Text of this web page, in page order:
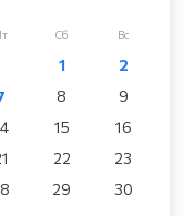
Сб Вс
1
2
8
9
15
16
22
23
29
30